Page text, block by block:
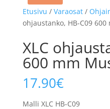
Etusivu / Varaosat/
ohjaustanko, HB-C09 600
XLC
600 mm
17.90€
Malli XLC HB-C09